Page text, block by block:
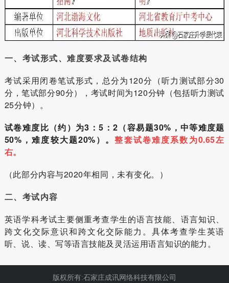
一、考试形式、难度要求及试卷结构
考试采用闭卷笔试形式，总分为120分（听力测试部分30
分，笔试部分90分），考试时间为120分钟（包括听力测试
25分钟）。
试卷难度比（约）为3：5：2（容易题30%，中等难度题
50%，难度较大题20%）。整套试卷难度系数为0.65左
右。
（此部分内容与2020年相同，未有变化。）
二、考试内容
英语学科考试主要侧重考查学生的语言技能、语言知识、
跨文化交际意识和跨文化交际能力。具体考查学生英语
听、说、读、写等语言技能及灵活运用语言知识的能力。
版权所有:石家庄成讯网络科技有限公司